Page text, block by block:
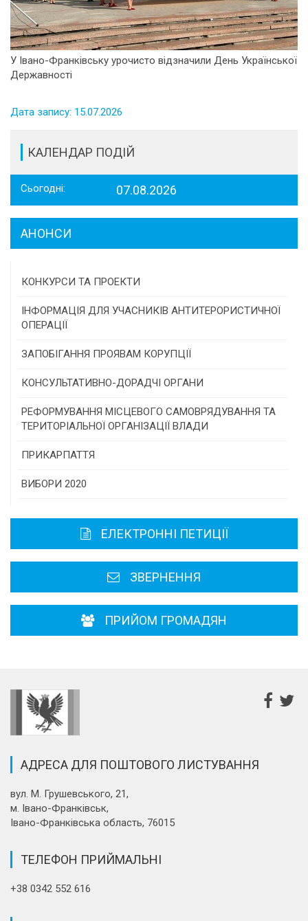
У Івано-Франківську урочисто відзначили День Української
Державності
Дата запису: 15.07.2026
КАЛЕНДАР ПОДІЙ
Сьогодні: 07.08.2026
АНОНСИ
КОНКУРСИ ТА ПРОЕКТИ
Конкурс проектів та програм місцевого
самоврядування
Конкурс інститутів громадянського суспільства
Програми/конкурси МТД
ІНФОРМАЦІЯ ДЛЯ УЧАСНИКІВ АНТИТЕРОРИСТИЧНОЇ
ОПЕРАЦІЇ
ЗАПОБІГАННЯ ПРОЯВАМ КОРУПЦІЇ
КОНСУЛЬТАТИВНО-ДОРАДЧІ ОРГАНИ
Консультативна рада
РЕФОРМУВАННЯ МІСЦЕВОГО САМОВРЯДУВАННЯ ТА
ТЕРИТОРІАЛЬНОЇ ОРГАНІЗАЦІЇ ВЛАДИ
ПРИКАРПАТТЯ
Історична довідка
Районні, міські ради
ВИБОРИ 2020
ЕЛЕКТРОННІ ПЕТИЦІЇ
ЗВЕРНЕННЯ
ПРИЙОМ ГРОМАДЯН
АДРЕСА ДЛЯ ПОШТОВОГО ЛИСТУВАННЯ
вул. М. Грушевського, 21,
м. Івано-Франківськ,
Івано-Франківська область, 76015
ТЕЛЕФОН ПРИЙМАЛЬНІ
+38 0342 552 616